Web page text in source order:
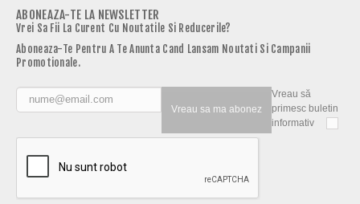
ABONEAZA-TE LA NEWSLETTER
Vrei Sa Fii La Curent Cu Noutatile Si Reducerile?
Aboneaza-Te Pentru A Te Anunta Cand Lansam Noutati Si Campanii
Promotionale.
Vreau sa ma abonez
Vreau să
primesc buletin
informativ